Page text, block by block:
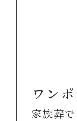
ワン
家族葬